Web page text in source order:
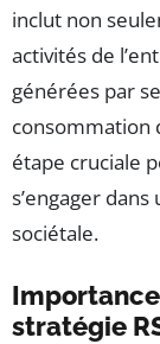
inclut non
activités de
générées par
consommation
étape cruciale
s’engager
sociétale.
stratégie